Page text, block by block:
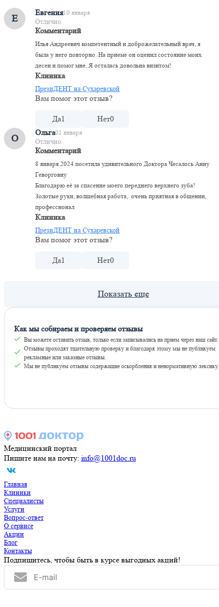
Е
Евгения10 января
Отлично
Комментарий
Илья Андреевич компетентный и доброжелательный врач, я
была у него повторно. На приеме он оценил состояние моих
десен и помог мне. Я осталась довольна визитом!
Клиника
ПрезиДЕНТ на Сухаревской
Вам помог этот отзыв?
Да1 Нет0
О
Ольга01 января
Отлично
Комментарий
8 января 2024 посетила удивительного Доктора Чесалось Анну
Геворговну
Благодарю её за спасение моего переднего верхнего зуба!
Золотые руки, волшебная работа, очень приятная в общении,
профессионал
Клиника
ПрезиДЕНТ на Сухаревской
Вам помог этот отзыв?
Да1 Нет0
Как мы собираем и проверяем отзывы
Вы можете оставить отзыв, только если записывались на прием через наш сайт.
Отзывы проходят тщательную проверку и благодаря этому мы не публикуем
рекламные или заказные отзывы.
Мы не публикуем отзывы содержащие оскорбления и ненормативную лексику.
Медицинский портал
Пишите нам на почту: info@1001doc.ru
Главная
Клиники
Специалисты
Услуги
Вопрос-ответ
О сервисе
Акции
Блог
Контакты
Подпишитесь, чтобы быть в курсе выгодных акций!